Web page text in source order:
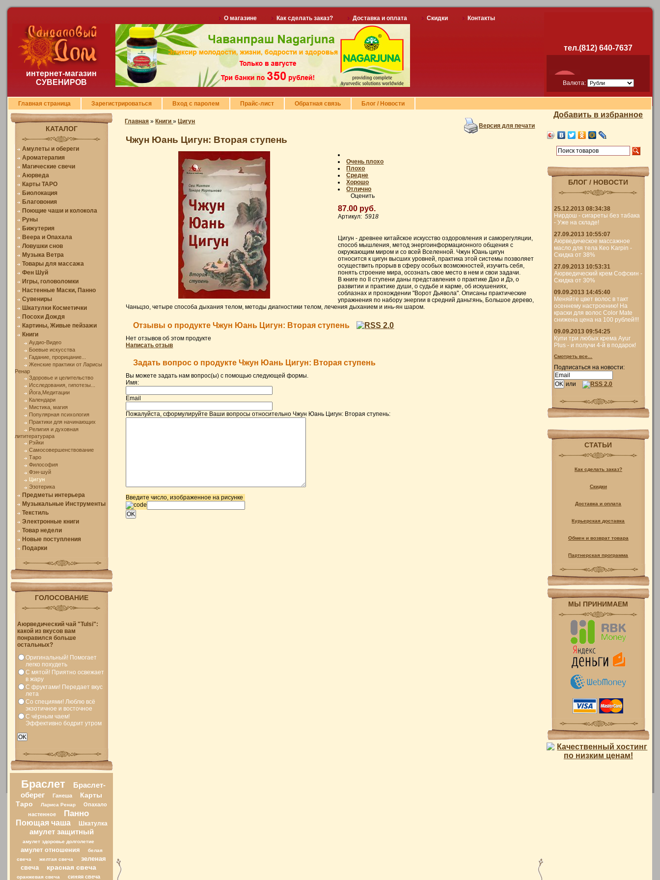
интернет-магазин
СУВЕНИРОВ
О магазине Как сделать заказ? Доставка и оплата Скидки Контакты
тел.(812) 640-7637
Валюта:
Главная страница Зарегистрироваться Вход с паролем Прайс-лист Обратная связь Блог / Новости
КАТАЛОГ
Амулеты и обереги
Ароматерапия
Магические свечи
Аюрведа
Карты ТАРО
Биолокация
Благовония
Поющие чаши и колокола
Руны
Бижутерия
Веера и Опахала
Ловушки снов
Музыка Ветра
Товары для массажа
Фен Шуй
Игры, головоломки
Настенные Маски, Панно
Сувениры
Шкатулки Косметички
Посохи Дождя
Картины, Живые пейзажи
Книги
Аудио-Видео
Боевые искусства
Гадание, прорицание...
Женские практики от Ларисы
Ренар
Здоровье и целительство
Исследования, гипотезы...
Йога,Медитации
Календари
Мистика, магия
Популярная психология
Практики для начинающих
Религия и духовная
лититературара
Рэйки
Самосовершенствование
Таро
Философия
Фэн-шуй
Цигун
Эзотерика
Предметы интерьера
Музыкальные Инструменты
Текстиль
Электронные книги
Товар недели
Новые поступления
Подарки
ГОЛОСОВАНИЕ
Аюрведический чай "Tulsi":
какой из вкусов вам
понравился больше
остальных?
Оригинальный! Помогает
легко похудеть
С мятой! Приятно освежает
в жару
С фруктами! Передает вкус
лета
Со специями! Люблю всё
экзотичное и восточное
С чёрным чаем!
Эффективно бодрит утром
Браслет
Браслет-
оберег
Ганеша
Карты
Таро
Лариса Ренар
Опахало
настенное
Панно
Поющая чаша Шкатулка
амулет защитный
амулет здоровье долголетие
амулет отношения
белая
свеча
желтая свеча
зеленая
свеча
красная свеча
оранжевая свеча синяя свеча
Главная » Книги» Цигун
Версия для печати
Чжун Юань Цигун: Вторая ступень
Очень плохо
Плохо
Средне
Хорошо
Отлично
Оценить
87.00 руб.
Артикул: 5918
Цигун - древнее китайское искусство оздоровления и саморегуляции,
способ мышления, метод энергоинформационного общения с
окружающим миром и со всей Вселенной. Чжун Юань цигун
относится к цигун высших уровней, практика этой системы позволяет
осуществить прорыв в сферу особых возможностей, изучить себя,
понять строение мира, осознать свое место в нем и свои задачи.
В книге по II ступени даны представления о практике Дао и Дэ, о
развитии и практике души, о судьбе и карме, об искушениях,
соблазнах и прохождении "Ворот Дьявола". Описаны практические
упражнения по набору энергии в средний даньтянь, Большое дерево,
Чаньцзо, четыре способа дыхания телом, методы диагностики телом, лечения дыханием и инь-ян шаром.
Отзывы о продукте Чжун Юань Цигун: Вторая ступень
Нет отзывов об этом продукте
Написать отзыв
Задать вопрос о продукте Чжун Юань Цигун: Вторая ступень
Вы можете задать нам вопрос(ы) с помощью следующей формы.
Имя:
Email
Пожалуйста, сформулируйте Ваши вопросы относительно Чжун Юань Цигун: Вторая ступень:
Введите число, изображенное на рисунке
Добавить в избранное
БЛОГ / НОВОСТИ
25.12.2013 08:34:38
Нирдош - сигареты без табака
- Уже на складе!
27.09.2013 10:55:07
Аюрведическое массажное
масло для тела Кео Karpin -
Скидка от 38%
27.09.2013 10:53:31
Аюрведический крем Софскин -
Скидка от 30%
09.09.2013 14:45:40
Меняйте цвет волос в такт
осеннему настроению! На
краски для волос Color Mate
снижена цена на 100 рублей!!!
09.09.2013 09:54:25
Купи три любых крема Ayur
Plus - и получи 4-й в подарок!
Смотреть все...
Подписаться на новости:
или
СТАТЬИ
Как сделать заказ?
Скидки
Доставка и оплата
Курьерская доставка
Обмен и возврат товара
Партнерская программа
МЫ ПРИНИМАЕМ